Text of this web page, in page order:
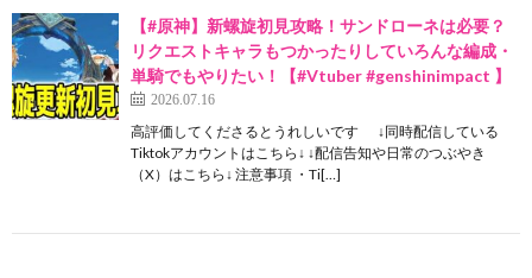
【#原神】新螺旋初見攻略！サンドローネは必要？
リクエストキャラもつかったりしていろんな編成・
単騎でもやりたい！【#Vtuber #genshinimpact 】
2026.07.16
高評価してくださるとうれしいです ↓同時配信している
Tiktokアカウントはこちら↓ ↓配信告知や日常のつぶやき
（X）はこちら↓ 注意事項 ・Ti[…]